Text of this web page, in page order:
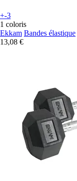
+-3
1 coloris
Ekkam Bandes élastique
13,08 €